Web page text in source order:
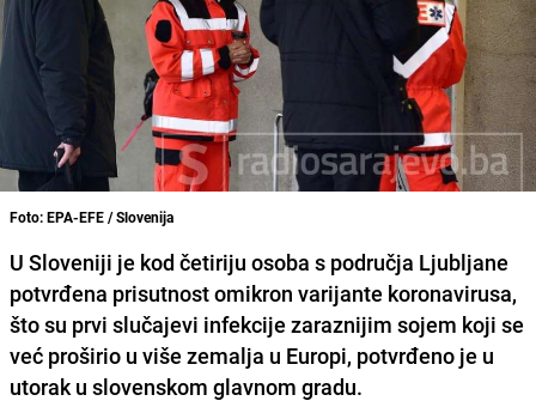
Foto: EPA-EFE / Slovenija
U Sloveniji je kod četiriju osoba s područja Ljubljane
potvrđena prisutnost omikron varijante koronavirusa,
što su prvi slučajevi infekcije zaraznijim sojem koji se
već proširio u više zemalja u Europi, potvrđeno je u
utorak u slovenskom glavnom gradu.